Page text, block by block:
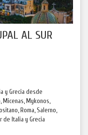
AL SUR
y Grecia desde
Micenas, Mykonos,
Roma, Salerno,
de Italia y Grecia